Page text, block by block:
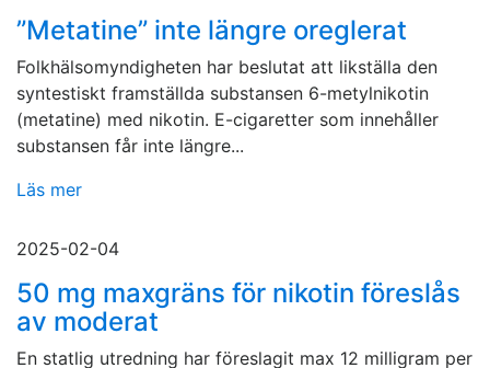
”Metatine” inte längre oreglerat
Folkhälsomyndigheten har beslutat att likställa den
syntestiskt framställda substansen 6-metylnikotin
(metatine) med nikotin. E-cigaretter som innehåller
substansen får inte längre...
Läs mer
2025-02-04
50 mg maxgräns för nikotin föreslås
av moderat
En statlig utredning har föreslagit max 12 milligram per